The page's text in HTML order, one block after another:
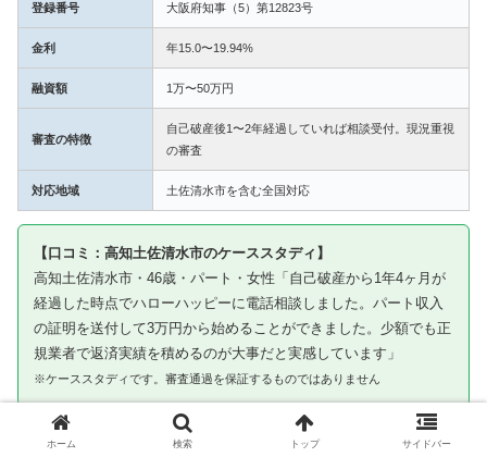
登録番号 大阪府知事（5）第12823号
金利 年15.0〜19.94%
融資額 1万〜50万円
審査の特徴
自己破産後1〜2年経過していれば相談受付。現況重視
の審査
対応地域 土佐清水市を含む全国対応
【口コミ：高知土佐清水市のケーススタディ】
高知土佐清水市・46歳・パート・女性「自己破産から1年4ヶ月が
経過した時点でハローハッピーに電話相談しました。パート収入
の証明を送付して3万円から始めることができました。少額でも正
規業者で返済実績を積めるのが大事だと実感しています」
※ケーススタディです。審査通過を保証するものではありません
③ キャネット｜土佐清水市から申込み可・北海
ホーム 検索 トップ サイドバー